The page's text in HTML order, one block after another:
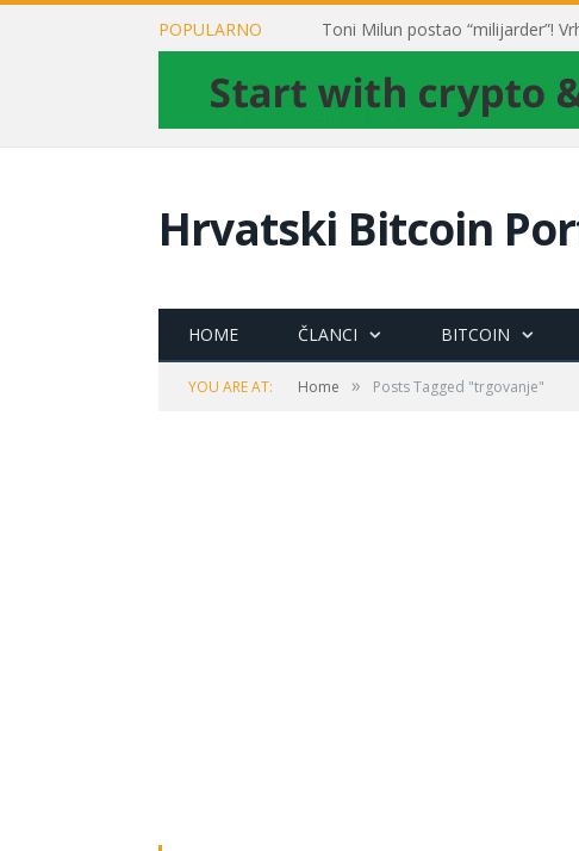
POPULARNO
Hrvatski Bitcoin
HOME ČLANCI BITCOIN
YOU ARE AT: Home » Posts Tagged "trgovanje"